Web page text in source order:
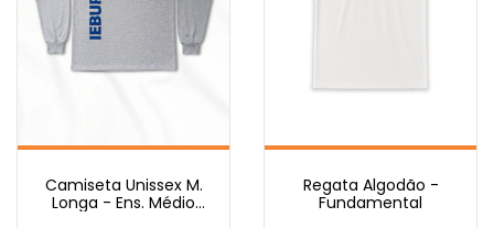
Camiseta Unissex M.
Longa - Ens. Médio
Regata Algodão -
Fundamental